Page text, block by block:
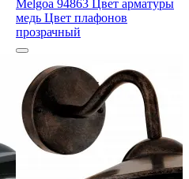
Melgoa 94863 Цвет арматуры
медь Цвет плафонов
прозрачный